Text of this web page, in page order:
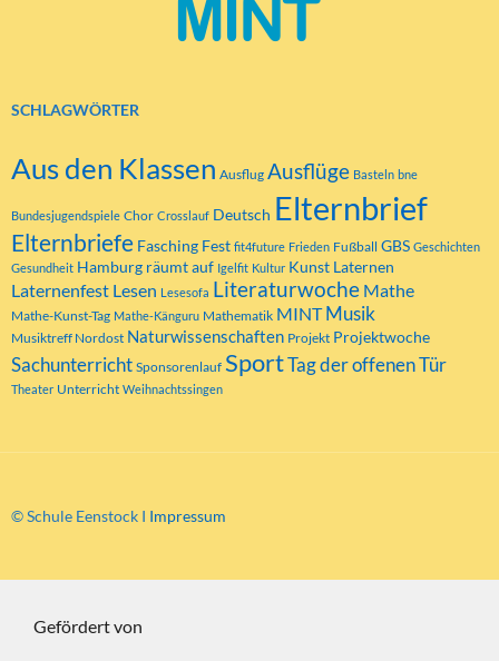
SCHLAGWÖRTER
Aus den Klassen Ausflug Ausflüge Basteln bne
Bundesjugendspiele Chor Crosslauf Deutsch Elternbrief
Elternbriefe Fasching Fest fit4future Frieden Fußball GBS Geschichten
Gesundheit Hamburg räumt auf Igelfit Kultur Kunst Laternen
Laternenfest Lesen Lesesofa Literaturwoche Mathe
Mathe-Kunst-Tag Mathe-Känguru Mathematik MINT Musik
Musiktreff Nordost Naturwissenschaften Projekt Projektwoche
Sachunterricht Sponsorenlauf SportTag der offenen Tür
Theater Unterricht Weihnachtssingen
© Schule Eenstock I Impressum
Gefördert von